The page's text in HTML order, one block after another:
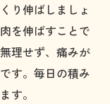
り伸ばしましょ
を伸ばすことで
理せず、痛みが
す。毎日の積み
す。